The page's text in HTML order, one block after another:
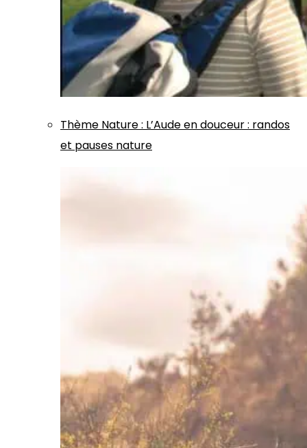
Thème Nature: L’Aude en douceur : randos
et pauses nature